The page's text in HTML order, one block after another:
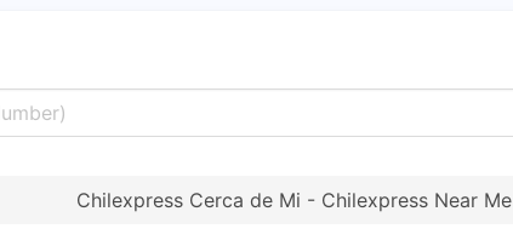
Chilexpress Cerca de Mi - Chilexpress Near Me